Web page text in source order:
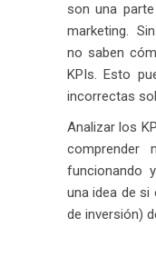
son una
marketing.
no saben
KPIs. Esto
incorrectas
Analizar los
comprender
funcionando
una idea de si
de inversión)